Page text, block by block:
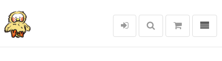
樂樂童鞋
選單